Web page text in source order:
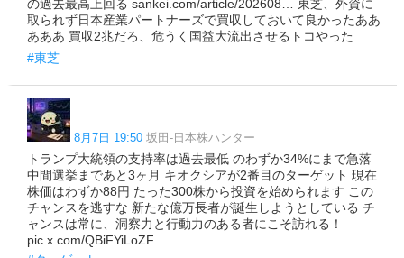
の過去最高上回る sankei.com/article/202608… 東芝、外資に
取られず日本産業パートナーズで買収しておいて良かったああ
あああ 買収2兆だろ、危うく国益大流出させるトコやった
#東芝
8月7日 19:50 坂田-日本株ハンター
トランプ大統領の支持率は過去最低 のわずか34%にまで急落
中間選挙まであと3ヶ月 キオクシアが2番目のターゲット 現在
株価はわずか88円 たった300株から投資を始められます この
チャンスを逃すな 新たな億万長者が誕生しようとしている チ
ャンスは常に、洞察力と行動力のある者にこそ訪れる！
pic.x.com/QBiFYiLoZF